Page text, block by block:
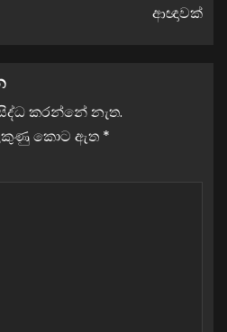
ආඥාවක්
කරන්නේ නැත.
කොට ඇත *